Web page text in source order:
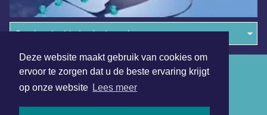
Deze website maakt gebruik van cookies om
ervoor te zorgen dat u de beste ervaring krijgt
op onze website Lees meer
Overige dagbladen in de regio
Algemene voorwaarden
Disclaimer